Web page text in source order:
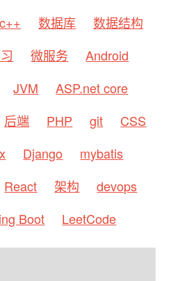
c++ 数据库
数据结构
微服务
Android
JVM
ASP.net core
后端 PHP git
CSS
Django
mybatis
React 架构
devops
Boot LeetCode